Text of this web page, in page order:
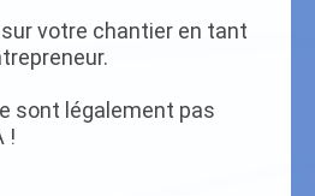
votre chantier en tant
sont légalement pas
!